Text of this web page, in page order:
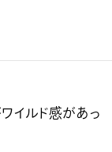
イルド感があっ